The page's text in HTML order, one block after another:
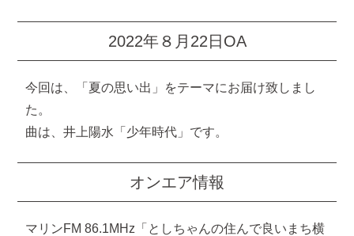
2022年８月22日OA
今回は、「夏の思い出」をテーマにお届け致しまし
た。
曲は、井上陽水「少年時代」です。
オンエア情報
マリンFM 86.1MHz「としちゃんの住んで良いまち横